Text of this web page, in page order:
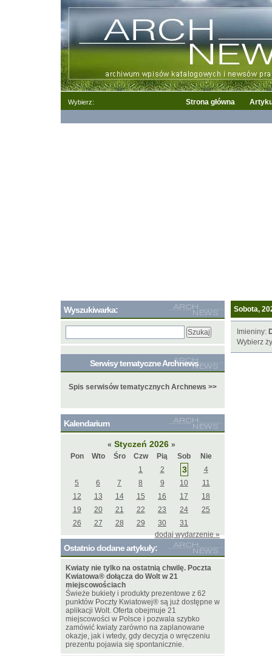
Wybierz: Strona główna
Sobota,
Imieniny:
Wybierz
Wyszukiwarka:
Serwisy tematyczne Archnews
Spis serwisów tematycznych Archnews >>
Kalendarium
« Styczeń 2026 »
Pon
Wto Śro Czw Pią Sob
Nie
1
2 3
4
5
6 7 8 9 10
11
12
13 14 15 16 17
18
19
20 21 22 23 24
25
26
27 28 29 30
31
dodaj wydarzenie »
Ostatnio dodane artykuły:
Kwiaty nie tylko na ostatnią chwilę. Poczta
Kwiatowa® dołącza do Wolt w 21
miejscowościach
Świeże bukiety i produkty prezentowe z 62
punktów Poczty Kwiatowej® są już dostępne w
aplikacji Wolt. Oferta obejmuje 21
miejscowości w Polsce i pozwala szybko
zamówić kwiaty zarówno na zaplanowane
okazje, jak i wtedy, gdy decyzja o wręczeniu
prezentu pojawia się spontanicznie.